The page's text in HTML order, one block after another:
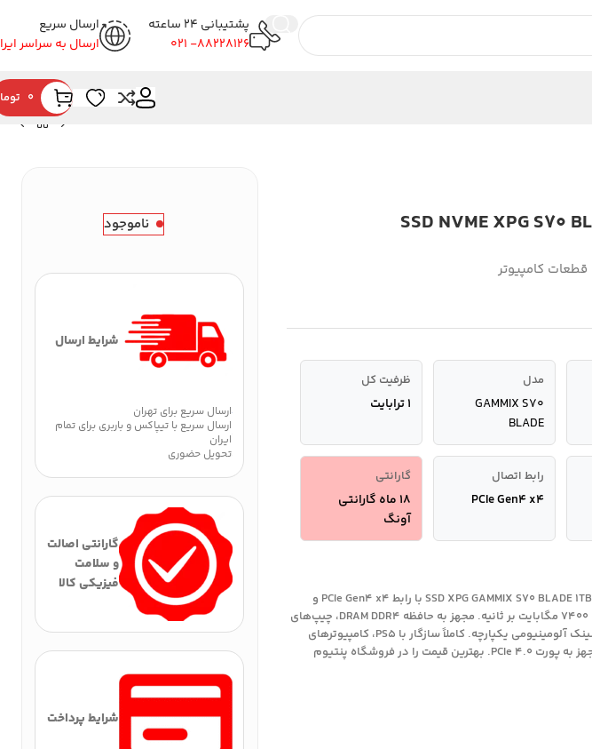
پشتیبانی 24 ساعته
88228126- 021
ارسال سریع
ارسال به سراسر
0
قطعات کامپیوتر
مدل
GAMMIX S70
BLADE
ظرفیت کل
۱ ترابایت
رابط اتصال
PCIe Gen4 x4
گارانتی
18 ماه گارانتی
آونگ
خرید حافظه SSD XPG GAMMIX S70 BLADE 1TB NVMe M.2 با رابط PCIe Gen4 x4 و
سرعت خواندن ترتیبی تا ۷۴۰۰ مگابایت بر ثانیه. مجهز به حافظه DRAM DDR4، چیپ‌های
۳D TLC NAND و هیت‌سینک آلومینیومی یکپارچه. کاملاً سازگار با PS5، کامپیوترهای
رومیزی و لپ‌تاپ‌های مجهز به پورت PCIe 4.0. بهترین قیمت را در فروشگاه پنتیوم
ناموجود
شرایط ارسال
ارسال سریع برای تهران
ارسال سریع با تیپاکس و باربری برای تمام
ایران
تحویل حضوری
گارانتی اصالت
و سلامت
فیزیکی کالا
شرایط پرداخت